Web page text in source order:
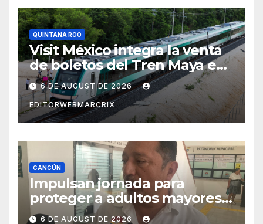
QUINTANA ROO
Visit México integra la venta
de boletos del Tren Maya en
su plataforma oficial
6 DE AUGUST DE 2026
EDITORWEBMARCRIX
CANCÚN
Impulsan jornada para
proteger a adultos mayores
de fraudes en Cancún
6 DE AUGUST DE 2026